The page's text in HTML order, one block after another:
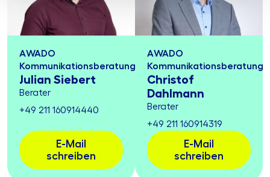
AWADO
Kommunikationsberatung
Julian Siebert
Berater
+49 211 160914440
E-Mail
schreiben
AWADO
Kommunikationsberatung
Christof
Dahlmann
Berater
+49 211 160914319
E-Mail
schreiben